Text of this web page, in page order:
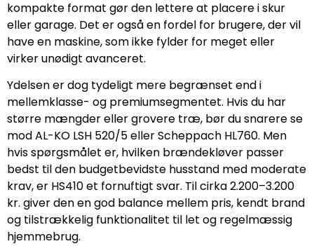
kompakte format gør den lettere at placere i skur
eller garage. Det er også en fordel for brugere, der vil
have en maskine, som ikke fylder for meget eller
virker unødigt avanceret.
Ydelsen er dog tydeligt mere begrænset end i
mellemklasse- og premiumsegmentet. Hvis du har
større mængder eller grovere træ, bør du snarere se
mod AL-KO LSH 520/5 eller Scheppach HL760. Men
hvis spørgsmålet er, hvilken brændekløver passer
bedst til den budgetbevidste husstand med moderate
krav, er HS410 et fornuftigt svar. Til cirka 2.200–3.200
kr. giver den en god balance mellem pris, kendt brand
og tilstrækkelig funktionalitet til let og regelmæssig
hjemmebrug.